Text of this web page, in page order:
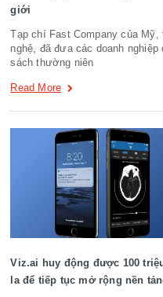
giới
Tạp chí Fast Company của
nghệ, đã đưa các doanh
sách thường niên
Read More
Viz.ai huy động được 100
la để tiếp tục mở rộng nền